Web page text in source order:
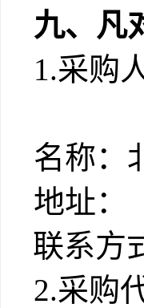
九、凡
1.采购
名称：
地址：
联系方
2.采购